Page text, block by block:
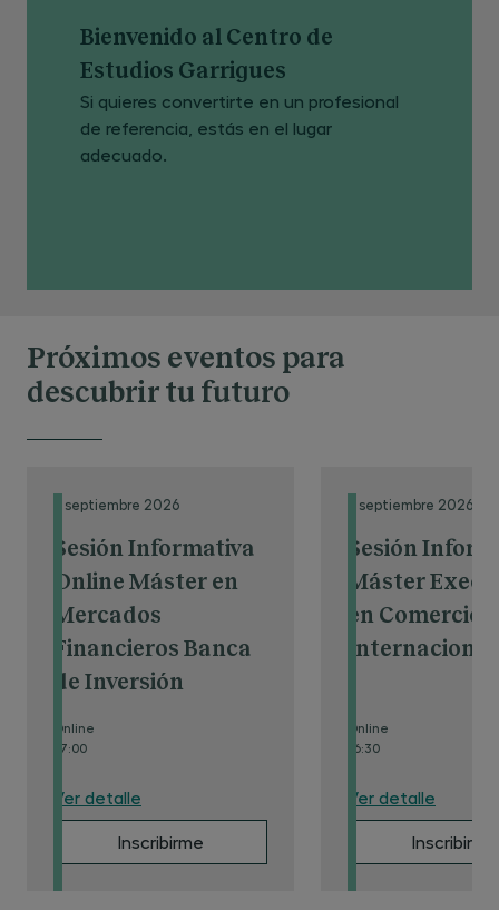
Bienvenido al Centro de
Estudios Garrigues
Si quieres convertirte en un profesional
de referencia, estás en el lugar
adecuado.
Próximos eventos para
descubrir tu futuro
8 septiembre 2026
Sesión Informativa
Online Máster en
Mercados
Financieros Banca
de Inversión
Online
17:00
Ver detalle
Inscribirme
9 septiembre 2026
Sesión
Máster
en Comercio
Internacional
Online
16:30
Ver detalle
Inscribirme